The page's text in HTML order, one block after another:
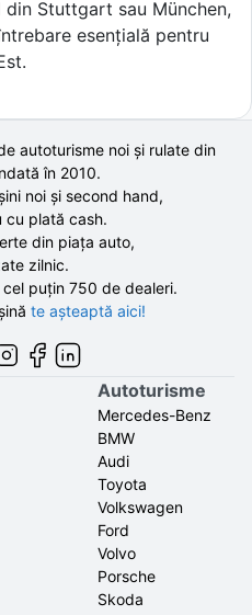
Stuttgart sau München,
esențială pentru
autoturisme noi și rulate din
în 2010.
noi și second hand,
cu plată cash.
din piața auto,
zilnic.
cel puțin 750 de dealeri.
te așteaptă aici!
Autoturisme
Mercedes-Benz
BMW
Audi
Toyota
Volkswagen
Ford
Volvo
Porsche
Skoda